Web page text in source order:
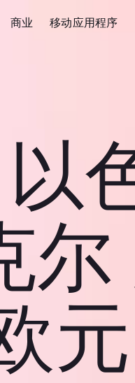
商业 移动应用程序
尔
元